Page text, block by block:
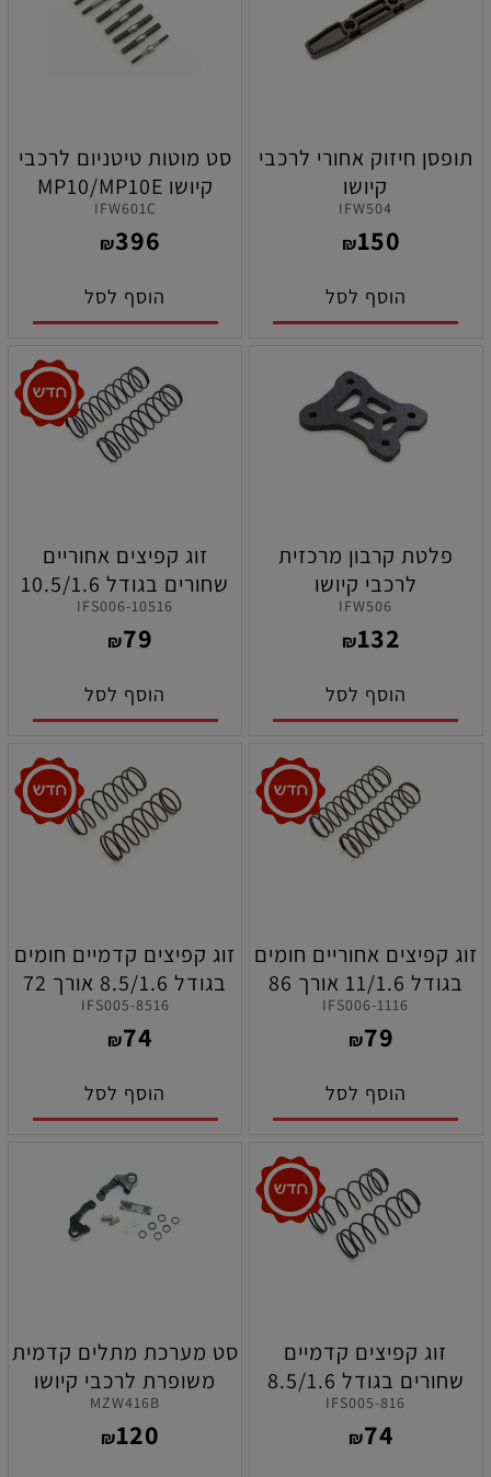
תופסן חיזוק אחורי לרכבי
קיושו
MP10E/MP10ETKI2
IFW504
₪150
הוסף לסל
סט מוטות טיטניום לרכבי
קיושו MP10/MP10E
IFW601C
₪396
הוסף לסל
פלטת קרבון מרכזית
לרכבי קיושו
MP10e/MP10Te
IFW506
₪132
הוסף לסל
זוג קפיצים אחוריים
שחורים בגודל 10.5/1.6
אורך 86 מ"מ לרכבי קיושו
סדרת
IFS006-10516
₪79
הוסף לסל
זוג קפיצים אחוריים חומים
בגודל 11/1.6 אורך 86
מ"מ לרכבי קיושו סדרת
MP9/MP10
IFS006-1116
₪79
הוסף לסל
זוג קפיצים קדמיים חומים
בגודל 8.5/1.6 אורך 72
מ"מ לרכבי קיושו סדרת
MP11/MP11E/MP9/MP10
IFS005-8516
₪74
הוסף לסל
זוג קפיצים קדמיים
שחורים בגודל 8.5/1.6
אורך 72 מ"מ לרכבי קיושו
סדרת
IFS005-816
₪74
סט מערכת מתלים קדמית
משופרת לרכבי קיושו
מיני-זי 2X4 (בשימוש עם
מקט MZW423)
MZW416B
₪120